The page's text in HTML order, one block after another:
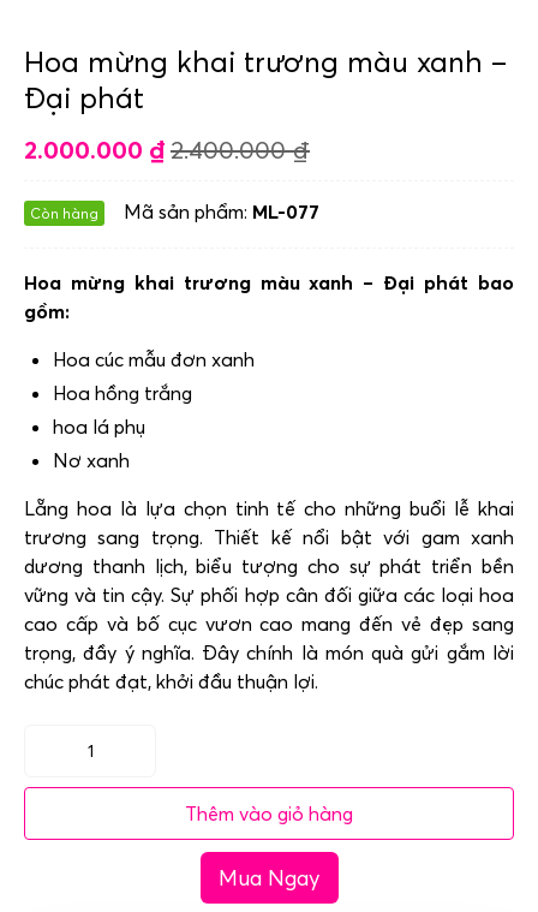
Hoa mừng khai trương màu xanh –
Đại phát
2.000.000 ₫ 2.400.000₫
Còn hàng Mã sản phẩm: ML-077
Hoa mừng khai trương màu xanh – Đại phát bao
gồm:
Hoa cúc mẫu đơn xanh
Hoa hồng trắng
hoa lá phụ
Nơ xanh
Lẵng hoa là lựa chọn tinh tế cho những buổi lễ khai
trương sang trọng. Thiết kế nổi bật với gam xanh
dương thanh lịch, biểu tượng cho sự phát triển bền
vững và tin cậy. Sự phối hợp cân đối giữa các loại hoa
cao cấp và bố cục vươn cao mang đến vẻ đẹp sang
trọng, đầy ý nghĩa. Đây chính là món quà gửi gắm lời
chúc phát đạt, khởi đầu thuận lợi.
Hoa
mừng
Thêm vào giỏ hàng
Mua Ngay